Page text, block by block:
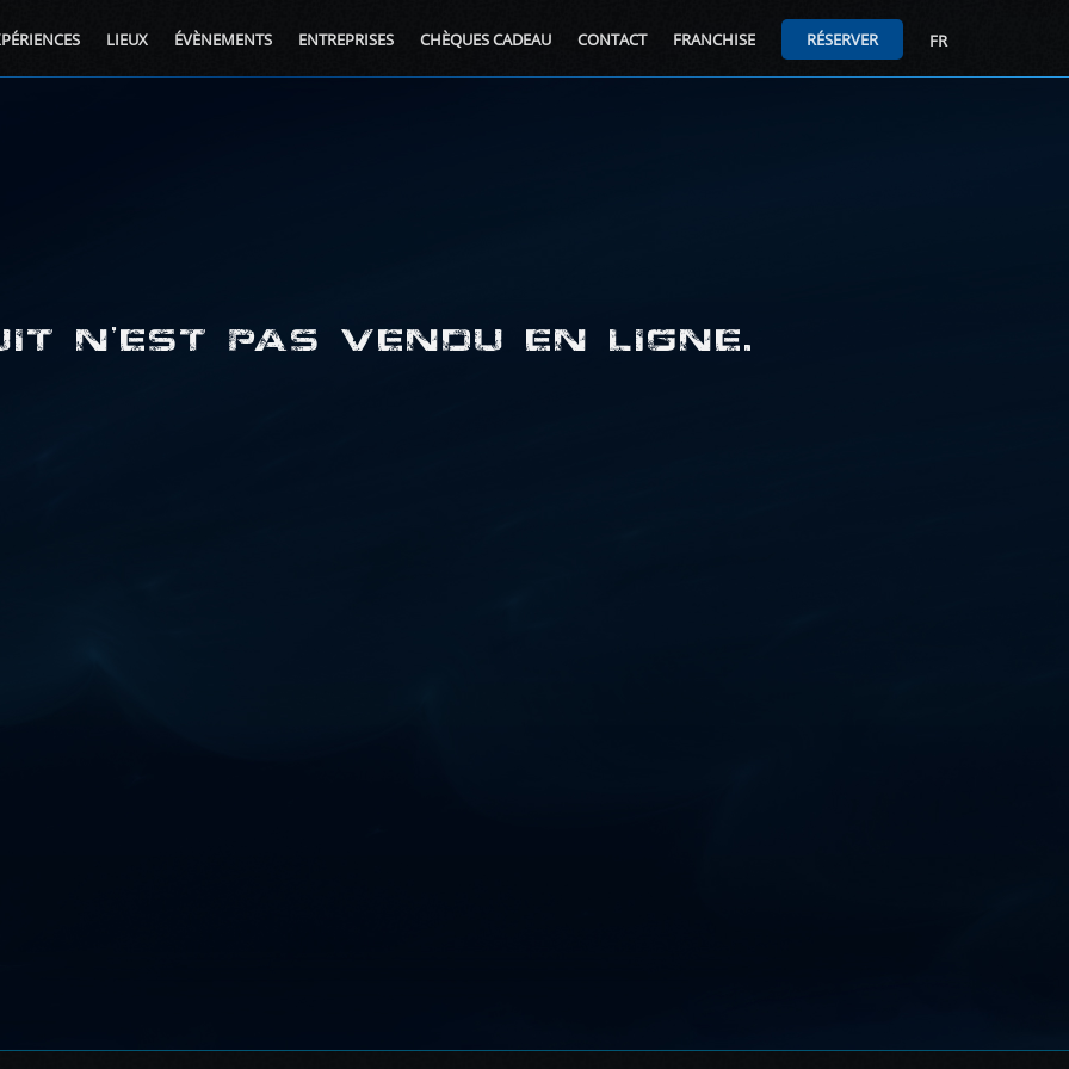
LIEUX ÉVÈNEMENTS ENTREPRISES CHÈQUES CADEAU CONTACT FRANCHISE RÉSERVER FR
N'EST PAS VENDU EN LIGNE.